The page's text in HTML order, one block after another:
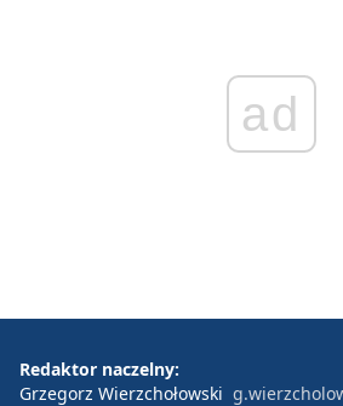
ad
Redaktor naczelny:
Grzegorz Wierzchołowski